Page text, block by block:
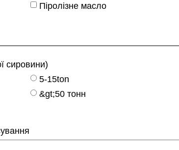
Піролізне масло
сировини)
5-15ton
&gt;50 тонн